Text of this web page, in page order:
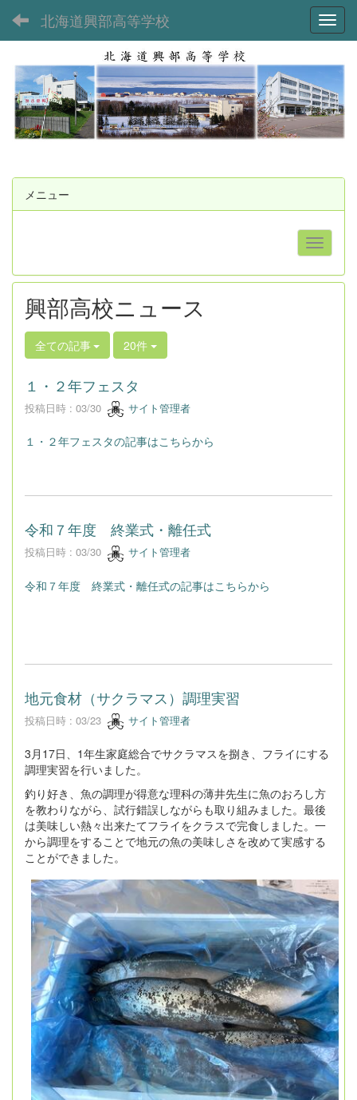
北海道興部高等学校
メニュー
興部高校ニュース
全ての記事 20件
１・２年フェスタ
投稿日時 : 03/30 サイト管理者
１・２年フェスタの記事はこちらから
令和７年度 終業式・離任式
投稿日時 : 03/30 サイト管理者
令和７年度 終業式・離任式の記事はこちらから
地元食材（サクラマス）調理実習
投稿日時 : 03/23 サイト管理者
3月17日、1年生家庭総合でサクラマスを捌き、フライにする
調理実習を行いました。
釣り好き、魚の調理が得意な理科の薄井先生に魚のおろし方
を教わりながら、試行錯誤しながらも取り組みました。最後
は美味しい熱々出来たてフライをクラスで完食しました。一
から調理をすることで地元の魚の美味しさを改めて実感する
ことができました。